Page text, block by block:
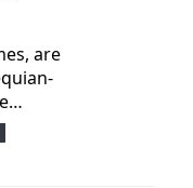
are